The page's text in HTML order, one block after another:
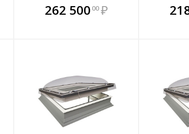
В комплекте
всегда выгоднее!
262 500 00 ₽
В
всегда
В комплекте
всегда выгоднее!